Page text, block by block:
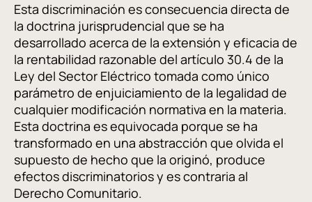
Esta discriminación es consecuencia directa de
la doctrina jurisprudencial que se ha
desarrollado acerca de la extensión y eficacia de
la rentabilidad razonable del artículo 30.4 de la
Ley del Sector Eléctrico tomada como único
parámetro de enjuiciamiento de la legalidad de
cualquier modificación normativa en la materia.
Esta doctrina es equivocada porque se ha
transformado en una abstracción que olvida el
supuesto de hecho que la originó, produce
efectos discriminatorios y es contraria al
Derecho Comunitario.